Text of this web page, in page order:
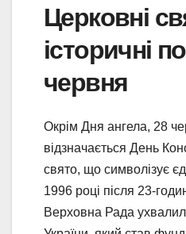
Церковні
історичні
червня
Окрім Дня ангела, 28
відзначається День
свято, що символізує
1996 році після 23-
Верховна Рада